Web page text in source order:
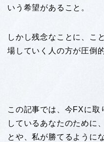
いう希望があること。
しかし残念なことに、こ
場していく人の方が圧倒
この記事では、今FXに取
しているあなたのために
とや、私が勝てるように